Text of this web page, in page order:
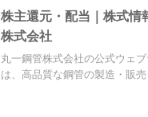
株主還元・配当｜株式情
株式会社
丸一鋼管株式会社の公式ウェ
は、高品質な鋼管の製造・販